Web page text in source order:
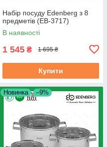
Набір посуду Edenberg з 8
предметів (EB-3717)
В наявності
1 545 ₴ 1 695 ₴
Купити
Новинка –9%